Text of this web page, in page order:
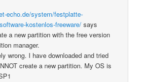
echo.de/system/festplatte-
kostenlos-freeware/ says
a new partition with the free version
manager.
wrong. I have downloaded and tried
create a new partition. My OS is